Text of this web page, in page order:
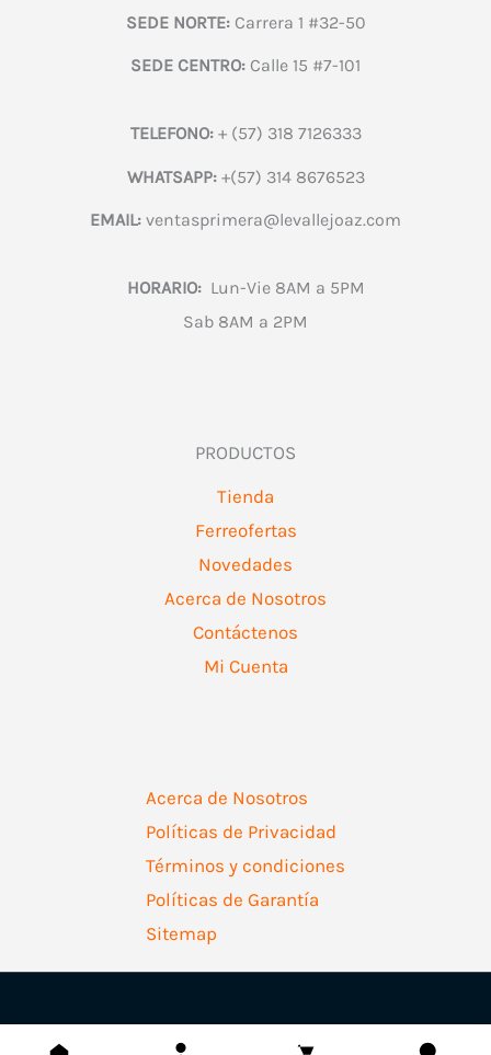
SEDE NORTE:Carrera 1 #32-50
SEDE CENTRO: Calle 15 #7-101
TELEFONO:+ (57) 318 7126333
WHATSAPP:+(57) 314 8676523
EMAIL: ventasprimera@levallejoaz.com
HORARIO:Lun-Vie 8AM a 5PM
Sab 8AM a 2PM
PRODUCTOS
Tienda
Ferreofertas
Novedades
Acerca de Nosotros
Contáctenos
Mi Cuenta
Acerca de Nosotros
Políticas de Privacidad
Términos y condiciones
Políticas de Garantía
Sitemap